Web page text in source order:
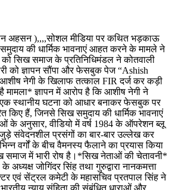
अहसन ),,,,सोशल मीडिया पर कथित भड़काऊ
की धार्मिक भावनाएं आहत करने के मामले ने
सिख समाज के प्रतिनिधिमंडल ने कोतवाली
को ज्ञापन सौंपा और फेसबुक पेज “Ashish
नेगी के खिलाफ तत्काल FIR दर्ज कर कड़ी
मामला* ज्ञापन में आरोप है कि आशीष नेगी ने
एक स्थानीय घटना को आधार बनाकर फेसबुक पर
किए हैं, जिनसे सिख समुदाय की धार्मिक भावनाएं
के अनुसार, वीडियो में वर्ष 1984 के ऑपरेशन ब्लू
संवेदनशील प्रसंगों का बार-बार उल्लेख कर
वर्गों के बीच वैमनस्य फैलाने का प्रयास किया
समाज में भारी रोष है।*सिख नेताओं की चेतावनी*
अध्यक्ष जोगिंदर सिंह तथा गुरुद्वारा नानकमत्ता
एवं सेंट्रल कमेटी के महासचिव प्रतपाल सिंह ने
न्याय संहिता की संबंधित धाराओं और